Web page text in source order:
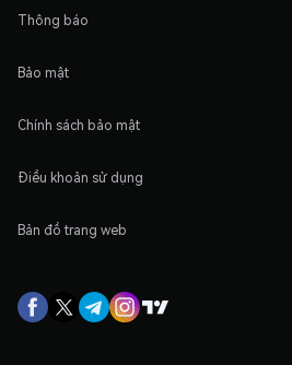
Thông báo
Bảo mật
Chính sách bảo mật
Điều khoản sử dụng
Bản đồ trang web